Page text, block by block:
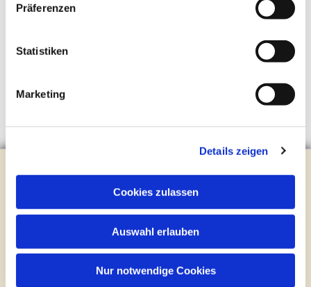
Präferenzen
Statistiken
Marketing
Details zeigen
Cookies zulassen
Auswahl erlauben
Nur notwendige Cookies
Brockhagener Straße 28 | 33803 Steinhagen
Mail:gemeindeamt@kirche-steinhagen.de
Newsletter abonnieren
Kontakt und Öffnungszeiten